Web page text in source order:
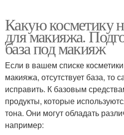
Какую косметику
для макияжа.
база под макияж
Если в вашем списке
макияжа, отсутствует база, то
исправить. К базовым
продукты, которые
тона. Они могут обладать
например: